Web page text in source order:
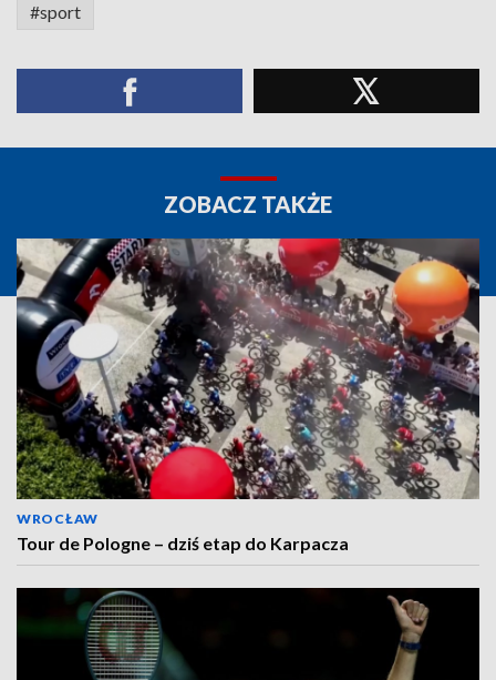
#sport
ZOBACZ TAKŻE
WROCŁAW
Tour de Pologne – dziś etap do Karpacza